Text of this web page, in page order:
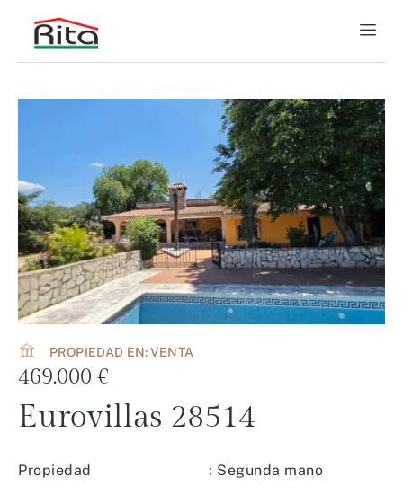
PROPIEDAD EN: VENTA
469.000 €
Eurovillas 28514
Propiedad : Segunda mano